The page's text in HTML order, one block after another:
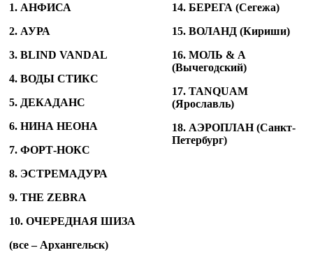
1. АНФИСА
2. АУРА
3. BLIND VANDAL
4. ВОДЫ СТИКС
5. ДЕКАДАНС
6. НИНА НЕОНА
7. ФОРТ-НОКС
8. ЭСТРЕМАДУРА
9. THE ZEBRA
10. ОЧЕРЕДНАЯ ШИЗА
(все – Архангельск)
14. БЕРЕГА (Сегежа)
15. ВОЛАНД (Кириши)
16. МОЛЬ & А
(Вычегодский)
17. TANQUAM
(Ярославль)
18. АЭРОПЛАН (Санкт-
Петербург)